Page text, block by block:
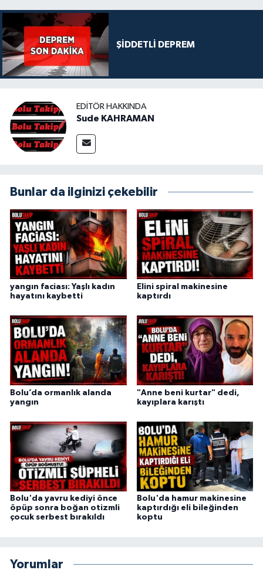
ŞİDDETLİ DEPREM
EDITÖR HAKKINDA
Sude KAHRAMAN
Bunlar da ilginizi çekebilir
yangın faciası: Yaşlı kadın
hayatını kaybetti
Elini spiral makinesine
kaptırdı
Bolu’da ormanlık alanda
yangın
"Anne beni kurtar" dedi,
kayıplara karıştı
Bolu'da yavru kediyi önce
öpüp sonra boğan otizmli
çocuk serbest bırakıldı
Bolu'da hamur makinesine
kaptırdığı eli bileğinden
koptu
Yorumlar